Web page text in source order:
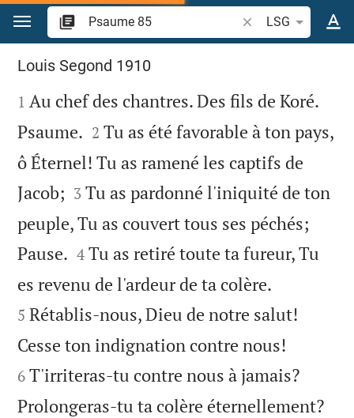
Aller vers contenu
Recherche d'un
LSG
Psaume 85
Louis Segond 1910

1 Au chef des chantres. Des fils de Koré.
Psaume. 

2 Tu as été favorable à ton pays,
ô Éternel! Tu as ramené les captifs de
Jacob; 

3 Tu as pardonné l'iniquité de ton
peuple, Tu as couvert tous ses péchés;
Pause. 

4 Tu as retiré toute ta fureur, Tu
es revenu de l'ardeur de ta colère.
5 Rétablis-nous, Dieu de notre salut!
Cesse ton indignation contre nous!
6 T'irriteras-tu contre nous à jamais?
Prolongeras-tu ta colère éternellement?